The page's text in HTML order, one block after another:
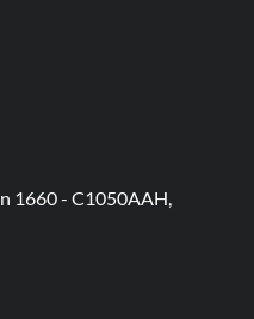
1660 - C1050AAH,